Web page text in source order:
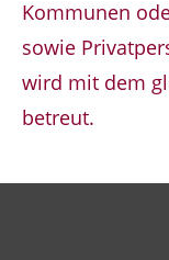
Kommunen
sowie
wird mit dem
betreut.